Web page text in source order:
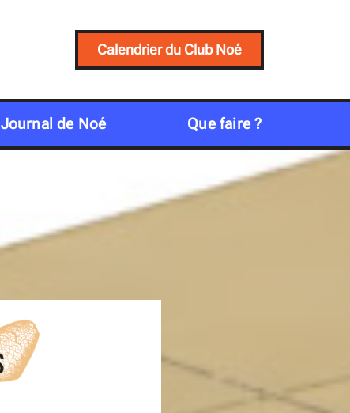
Calendrier du Club Noé
Journal de Noé Que faire ?